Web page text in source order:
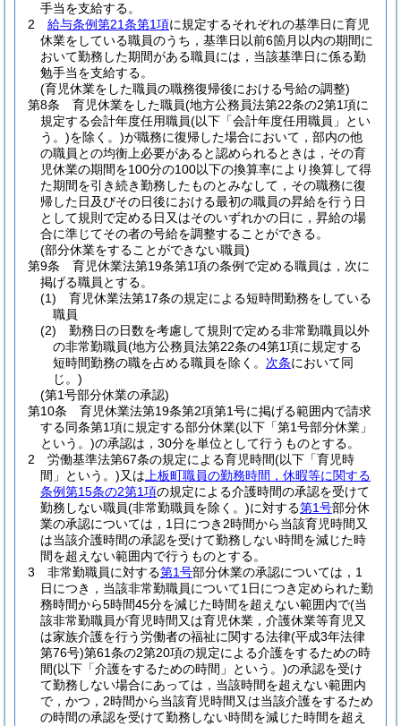
手当を支給する。
2
給与条例第21条第1項に規定するそれぞれの基準日に育児
休業をしている職員のうち，基準日以前6箇月以内の期間に
おいて勤務した期間がある職員には，当該基準日に係る勤
勉手当を支給する。
(育児休業をした職員の職務復帰後における号給の調整)
第8条
育児休業をした職員(地方公務員法第22条の2第1項に
規定する会計年度任用職員(以下「会計年度任用職員」とい
う。)を除く。)が職務に復帰した場合において，部内の他
の職員との均衡上必要があると認められるときは，その育
児休業の期間を100分の100以下の換算率により換算して得
た期間を引き続き勤務したものとみなして，その職務に復
帰した日及びその日後における最初の職員の昇給を行う日
として規則で定める日又はそのいずれかの日に，昇給の場
合に準じてその者の号給を調整することができる。
(部分休業をすることができない職員)
第9条
育児休業法第19条第1項の条例で定める職員は，次に
掲げる職員とする。
(1)
育児休業法第17条の規定による短時間勤務をしている
職員
(2)
勤務日の日数を考慮して規則で定める非常勤職員以外
の非常勤職員(地方公務員法第22条の4第1項に規定する
短時間勤務の職を占める職員を除く。 次条において同
じ。)
(第1号部分休業の承認)
第10条
育児休業法第19条第2項第1号に掲げる範囲内で請求
する同条第1項に規定する部分休業(以下「第1号部分休業」
という。)の承認は，30分を単位として行うものとする。
2
労働基準法第67条の規定による育児時間(以下「育児時
間」という。)又は 上板町職員の勤務時間，休暇等に関する
条例第15条の2第1項の規定による介護時間の承認を受けて
勤務しない職員(非常勤職員を除く。)に対する第1号部分休
業の承認については，1日につき2時間から当該育児時間又
は当該介護時間の承認を受けて勤務しない時間を減じた時
間を超えない範囲内で行うものとする。
3
非常勤職員に対する第1号部分休業の承認については，1
日につき，当該非常勤職員について1日につき定められた勤
務時間から5時間45分を減じた時間を超えない範囲内で(当
該非常勤職員が育児時間又は育児休業，介護休業等育児又
は家族介護を行う労働者の福祉に関する法律(平成3年法律
第76号)第61条の2第20項の規定による介護をするための時
間(以下「介護をするための時間」という。)の承認を受け
て勤務しない場合にあっては，当該時間を超えない範囲内
で，かつ，2時間から当該育児時間又は当該介護をするため
の時間の承認を受けて勤務しない時間を減じた時間を超え